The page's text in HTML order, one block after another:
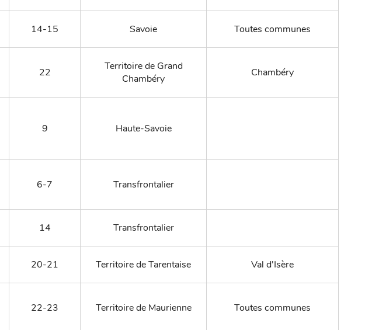
14-15 Savoie Toutes communes
22
Territoire de Grand
Chambéry
Chambéry
9 Haute-Savoie
6-7 Transfrontalier
14 Transfrontalier
20-21 Territoire de Tarentaise Val d'Isère
22-23 Territoire de Maurienne Toutes communes